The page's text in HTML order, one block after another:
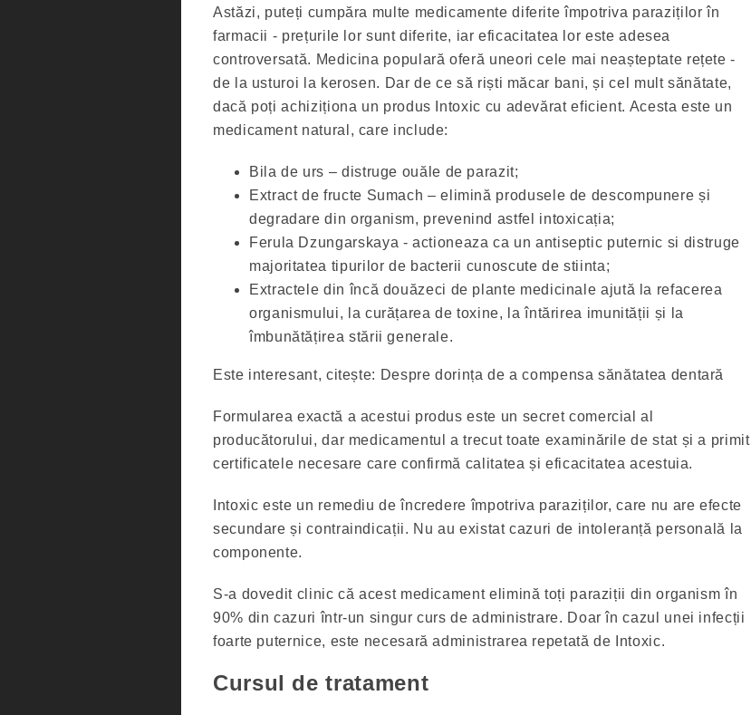
Astăzi, puteți cumpăra multe medicamente diferite împotriva paraziților în
farmacii - prețurile lor sunt diferite, iar eficacitatea lor este adesea
controversată. Medicina populară oferă uneori cele mai neașteptate rețete -
de la usturoi la kerosen. Dar de ce să riști măcar bani, și cel mult sănătate,
dacă poți achiziționa un produs Intoxic cu adevărat eficient. Acesta este un
medicament natural, care include:
Bila de urs – distruge ouăle de parazit;
Extract de fructe Sumach – elimină produsele de descompunere și
degradare din organism, prevenind astfel intoxicația;
Ferula Dzungarskaya - actioneaza ca un antiseptic puternic si distruge
majoritatea tipurilor de bacterii cunoscute de stiinta;
Extractele din încă douăzeci de plante medicinale ajută la refacerea
organismului, la curățarea de toxine, la întărirea imunității și la
îmbunătățirea stării generale.
Este interesant, citește: Despre dorința de a compensa sănătatea dentară
Formularea exactă a acestui produs este un secret comercial al
producătorului, dar medicamentul a trecut toate examinările de stat și a primit
certificatele necesare care confirmă calitatea și eficacitatea acestuia.
Intoxic este un remediu de încredere împotriva paraziților, care nu are efecte
secundare și contraindicații. Nu au existat cazuri de intoleranță personală la
componente.
S-a dovedit clinic că acest medicament elimină toți paraziții din organism în
90% din cazuri într-un singur curs de administrare. Doar în cazul unei infecții
foarte puternice, este necesară administrarea repetată de Intoxic.
Cursul de tratament